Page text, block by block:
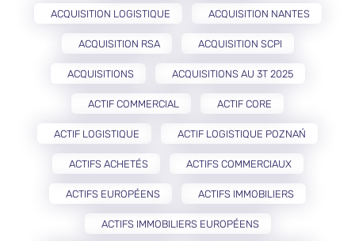
ACQUISITION LOGISTIQUE ACQUISITION NANTES
ACQUISITION RSA ACQUISITION SCPI
ACQUISITIONS ACQUISITIONS AU 3T 2025
ACTIF COMMERCIAL ACTIF CORE
ACTIF LOGISTIQUE ACTIF LOGISTIQUE POZNAŃ
ACTIFS ACHETÉS ACTIFS COMMERCIAUX
ACTIFS EUROPÉENS ACTIFS IMMOBILIERS
ACTIFS IMMOBILIERS EUROPÉENS